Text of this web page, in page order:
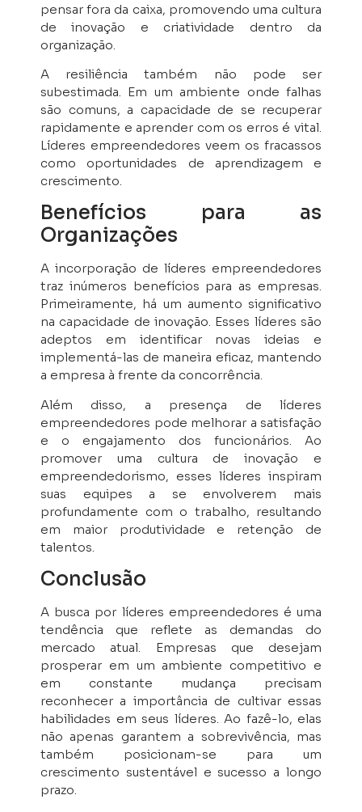
pensar fora da caixa, promovendo uma cultura
de inovação e criatividade dentro da
organização.
A resiliência também não pode ser
subestimada. Em um ambiente onde falhas
são comuns, a capacidade de se recuperar
rapidamente e aprender com os erros é vital.
Líderes empreendedores veem os fracassos
como oportunidades de aprendizagem e
crescimento.
Benefícios para as
Organizações
A incorporação de líderes empreendedores
traz inúmeros benefícios para as empresas.
Primeiramente, há um aumento significativo
na capacidade de inovação. Esses líderes são
adeptos em identificar novas ideias e
implementá-las de maneira eficaz, mantendo
a empresa à frente da concorrência.
Além disso, a presença de líderes
empreendedores pode melhorar a satisfação
e o engajamento dos funcionários. Ao
promover uma cultura de inovação e
empreendedorismo, esses líderes inspiram
suas equipes a se envolverem mais
profundamente com o trabalho, resultando
em maior produtividade e retenção de
talentos.
Conclusão
A busca por líderes empreendedores é uma
tendência que reflete as demandas do
mercado atual. Empresas que desejam
prosperar em um ambiente competitivo e
em constante mudança precisam
reconhecer a importância de cultivar essas
habilidades em seus líderes. Ao fazê-lo, elas
não apenas garantem a sobrevivência, mas
também posicionam-se para um
crescimento sustentável e sucesso a longo
prazo.